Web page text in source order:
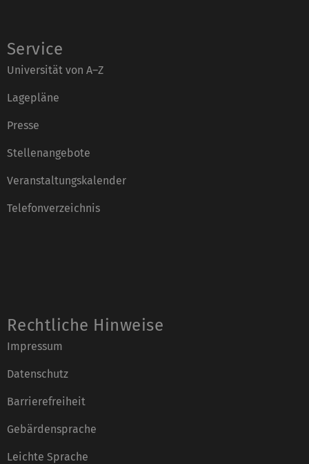
Service
Universität von A–Z
Lagepläne
Presse
Stellenangebote
Veranstaltungskalender
Telefonverzeichnis
Rechtliche Hinweise
Impressum
Datenschutz
Barrierefreiheit
Gebärdensprache
Leichte Sprache